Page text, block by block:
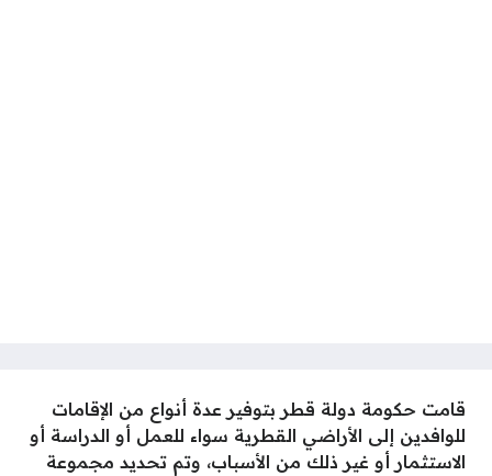
قامت حكومة دولة قطر بتوفير عدة أنواع من الإقامات
للوافدين إلى الأراضي القطرية سواء للعمل أو الدراسة أو
الاستثمار أو غير ذلك من الأسباب، وتم تحديد مجموعة